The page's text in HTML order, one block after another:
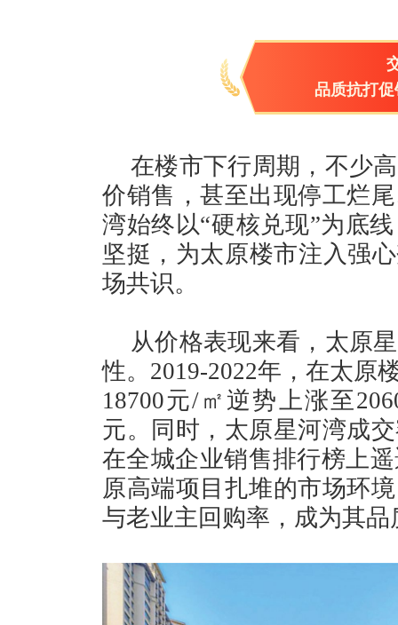
品质抗打
在楼市下行周期，不少
价销售，甚至出现停工烂
湾始终以“硬核兑现”为底
坚挺，为太原楼市注入强
场共识。
从价格表现来看，太原
性。2019-2022年，在太原
18700元/㎡逆势上涨至
元。同时，太原星河湾成
在全城企业销售排行榜上
原高端项目扎堆的市场环
与老业主回购率，成为其